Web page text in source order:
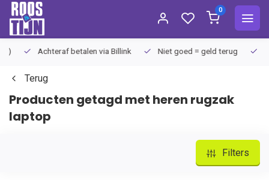
0
Achteraf betalen via Billink Niet goed = geld terug
Terug
Producten getagd met heren rugzak
laptop
Filters